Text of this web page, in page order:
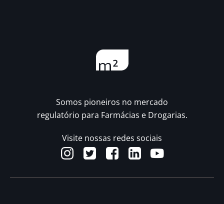
Somos pioneiros no mercado
regulatório para Farmácias e Drogarias.
Visite nossas redes sociais